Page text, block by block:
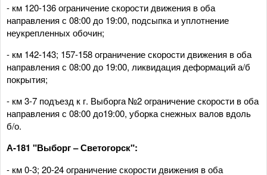
- км 120-136 ограничение скорости движения в оба
направления с 08:00 до 19:00, подсыпка и уплотнение
неукрепленных обочин;
- км 142-143; 157-158 ограничение скорости движения в оба
направления с 08:00 до 19:00, ликвидация деформаций а/б
покрытия;
- км 3-7 подъезд к г. Выборга №2 ограничение скорости в оба
направления с 08:00 до19:00, уборка снежных валов вдоль
б/о.
А-181 "Выборг – Светогорск":
- км 0-3; 20-24 ограничение скорости движения в оба